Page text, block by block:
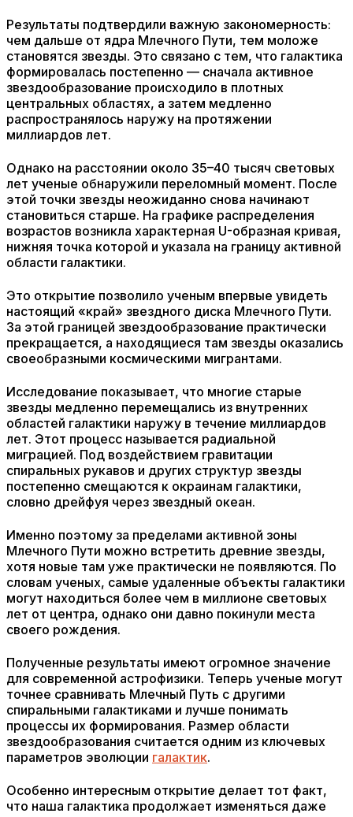
Результаты подтвердили важную закономерность:
чем дальше от ядра Млечного Пути, тем моложе
становятся звезды. Это связано с тем, что галактика
формировалась постепенно — сначала активное
звездообразование происходило в плотных
центральных областях, а затем медленно
распространялось наружу на протяжении
миллиардов лет.
Однако на расстоянии около 35–40 тысяч световых
лет ученые обнаружили переломный момент. После
этой точки звезды неожиданно снова начинают
становиться старше. На графике распределения
возрастов возникла характерная U-образная кривая,
нижняя точка которой и указала на границу активной
области галактики.
Это открытие позволило ученым впервые увидеть
настоящий «край» звездного диска Млечного Пути.
За этой границей звездообразование практически
прекращается, а находящиеся там звезды оказались
своеобразными космическими мигрантами.
Исследование показывает, что многие старые
звезды медленно перемещались из внутренних
областей галактики наружу в течение миллиардов
лет. Этот процесс называется радиальной
миграцией. Под воздействием гравитации
спиральных рукавов и других структур звезды
постепенно смещаются к окраинам галактики,
словно дрейфуя через звездный океан.
Именно поэтому за пределами активной зоны
Млечного Пути можно встретить древние звезды,
хотя новые там уже практически не появляются. По
словам ученых, самые удаленные объекты галактики
могут находиться более чем в миллионе световых
лет от центра, однако они давно покинули места
своего рождения.
Полученные результаты имеют огромное значение
для современной астрофизики. Теперь ученые могут
точнее сравнивать Млечный Путь с другими
спиральными галактиками и лучше понимать
процессы их формирования. Размер области
звездообразования считается одним из ключевых
параметров эволюции галактик.
Особенно интересным открытие делает тот факт,
что наша галактика продолжает изменяться даже